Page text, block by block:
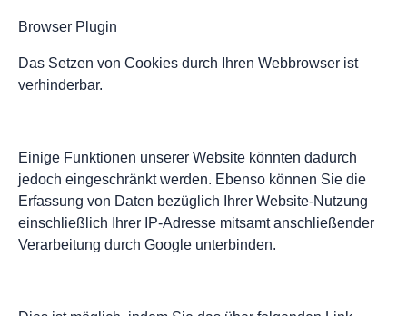
Browser Plugin
Das Setzen von Cookies durch Ihren Webbrowser ist
verhinderbar.
Einige Funktionen unserer Website könnten dadurch
jedoch eingeschränkt werden. Ebenso können Sie die
Erfassung von Daten bezüglich Ihrer Website-Nutzung
einschließlich Ihrer IP-Adresse mitsamt anschließender
Verarbeitung durch Google unterbinden.